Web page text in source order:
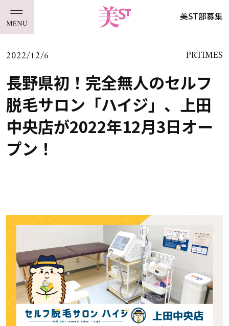
美ST部募集
2022/12/6 PRTIMES
長野県初！完全無人のセルフ
脱毛サロン「ハイジ」、上田
中央店が2022年12月3日オー
プン！